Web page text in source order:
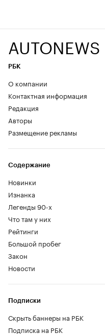
AUTONEWS
РБК
О компании
Контактная информация
Редакция
Авторы
Размещение рекламы
Содержание
Новинки
Изнанка
Легенды 90-х
Что там у них
Рейтинги
Большой пробег
Закон
Новости
Подписки
Скрыть баннеры на РБК
Подписка на РБК